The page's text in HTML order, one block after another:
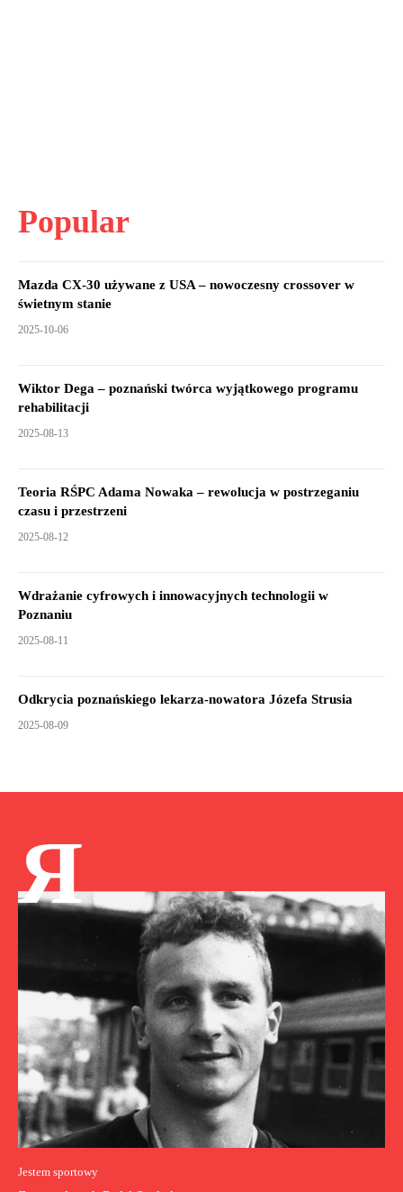
Popular
Mazda CX-30 używane z USA – nowoczesny crossover w
świetnym stanie
2025-10-06
Wiktor Dega – poznański twórca wyjątkowego programu
rehabilitacji
2025-08-13
Teoria RŚPC Adama Nowaka – rewolucja w postrzeganiu
czasu i przestrzeni
2025-08-12
Wdrażanie cyfrowych i innowacyjnych technologii w
Poznaniu
2025-08-11
Odkrycia poznańskiego lekarza-nowatora Józefa Strusia
2025-08-09
Я
Jestem sportowy